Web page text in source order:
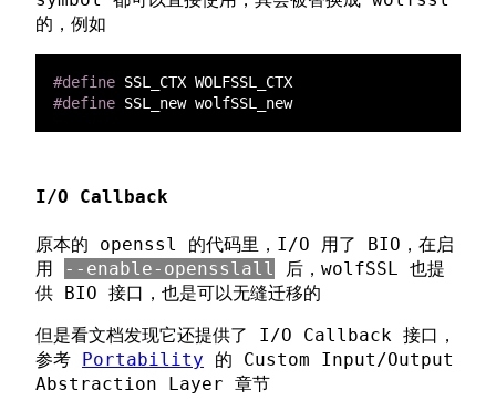
的，例如
#define
#define
I/O Callback
原本的 openssl 的代码里，I/O 用了 BIO，在启
用
--enable-opensslall
后，wolfSSL 也提
供 BIO 接口，也是可以无缝迁移的
但是看文档发现它还提供了 I/O Callback 接口，
参考 Portability 的 Custom Input/Output
Abstraction Layer 章节